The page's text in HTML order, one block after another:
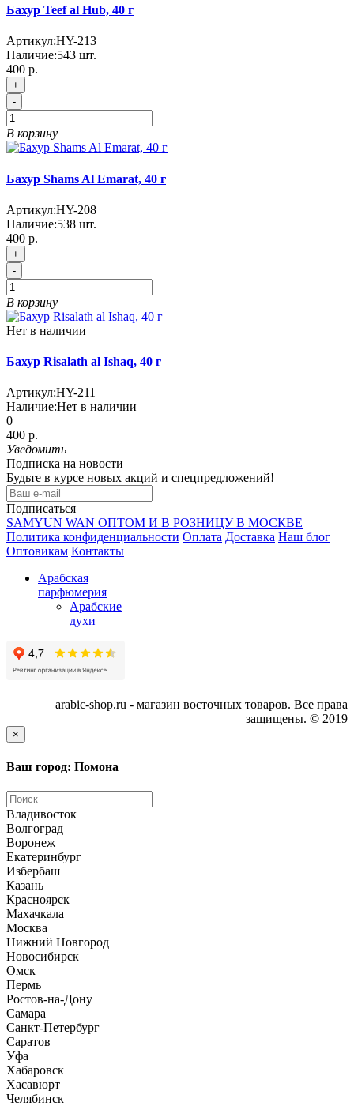
Бахур Teef al Hub, 40 г
Артикул:HY-213
Наличие:543 шт.
400 р.
+
-
В корзину
Бахур Shams Al Emarat, 40 г
Артикул:HY-208
Наличие:538 шт.
400 р.
+
-
В корзину
Нет в наличии
Бахур Risalath al Ishaq, 40 г
Артикул:HY-211
Наличие:Нет в наличии
0
400 р.
Уведомить
Подписка на новости
Будьте в курсе новых акций и спецпредложений!
Подписаться
SAMYUN WAN ОПТОМ И В РОЗНИЦУ В МОСКВЕ
Политика конфиденциальности Оплата Доставка Наш блог
Оптовикам Контакты
Арабская
парфюмерия
Арабские
духи
arabic-shop.ru - магазин восточных товаров. Все права
защищены. © 2019
×
Ваш город: Помона
Владивосток
Волгоград
Воронеж
Екатеринбург
Избербаш
Казань
Красноярск
Махачкала
Москва
Нижний Новгород
Новосибирск
Омск
Пермь
Ростов-на-Дону
Самара
Санкт-Петербург
Саратов
Уфа
Хабаровск
Хасавюрт
Челябинск